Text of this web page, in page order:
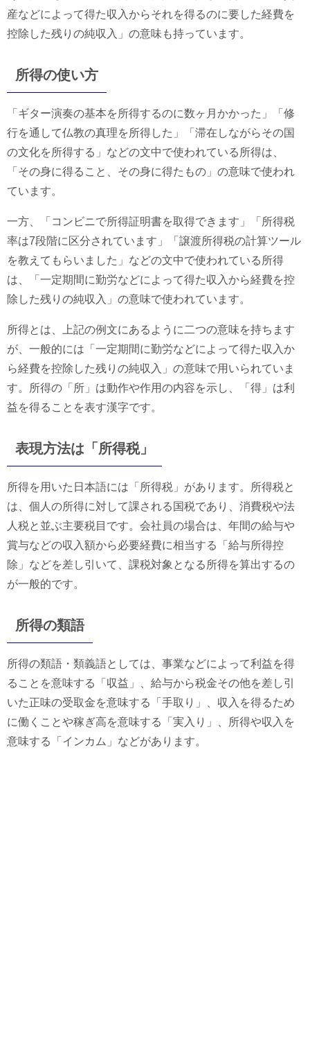
産などによって得た収入からそれを得るのに要した経費を
控除した残りの純収入」の意味も持っています。
所得の使い方
「ギター演奏の基本を所得するのに数ヶ月かかった」「修
行を通して仏教の真理を所得した」「滞在しながらその国
の文化を所得する」などの文中で使われている所得は、
「その身に得ること、その身に得たもの」の意味で使われ
ています。
一方、「コンビニで所得証明書を取得できます」「所得税
率は7段階に区分されています」「譲渡所得税の計算ツール
を教えてもらいました」などの文中で使われている所得
は、「一定期間に勤労などによって得た収入から経費を控
除した残りの純収入」の意味で使われています。
所得とは、上記の例文にあるように二つの意味を持ちます
が、一般的には「一定期間に勤労などによって得た収入か
ら経費を控除した残りの純収入」の意味で用いられていま
す。所得の「所」は動作や作用の内容を示し、「得」は利
益を得ることを表す漢字です。
表現方法は「所得税」
所得を用いた日本語には「所得税」があります。所得税と
は、個人の所得に対して課される国税であり、消費税や法
人税と並ぶ主要税目です。会社員の場合は、年間の給与や
賞与などの収入額から必要経費に相当する「給与所得控
除」などを差し引いて、課税対象となる所得を算出するの
が一般的です。
所得の類語
所得の類語・類義語としては、事業などによって利益を得
ることを意味する「収益」、給与から税金その他を差し引
いた正味の受取金を意味する「手取り」、収入を得るため
に働くことや稼ぎ高を意味する「実入り」、所得や収入を
意味する「インカム」などがあります。